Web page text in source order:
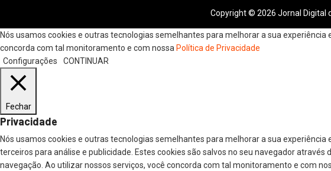
Copyright © 2026 Jornal Digital
Nós usamos cookies e outras tecnologias semelhantes para melhorar a sua
concorda com tal monitoramento e com nossa Política de Privacidade
Configurações
CONTINUAR
Fechar
Privacidade
Nós usamos cookies e outras tecnologias semelhantes para melhorar a sua
terceiros para análise e publicidade. Estes cookies são salvos no seu navegador
navegação. Ao utilizar nossos serviços, você concorda com tal monitoramento e com